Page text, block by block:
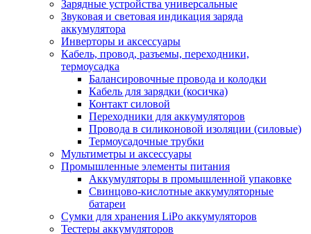
Зарядные устройства универсальные
Звуковая и световая индикация заряда
аккумулятора
Инверторы и аксессуары
Кабель, провод, разъемы, переходники,
термоусадка
Балансировочные провода и колодки
Кабель для зарядки (косичка)
Контакт силовой
Переходники для аккумуляторов
Провода в силиконовой изоляции (силовые)
Термоусадочные трубки
Мультиметры и аксессуары
Промышленные элементы питания
Аккумуляторы в промышленной упаковке
Свинцово-кислотные аккумуляторные
батареи
Сумки для хранения LiPo аккумуляторов
Тестеры аккумуляторов